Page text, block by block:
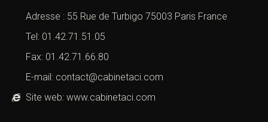
Adresse : 55 Rue de Turbigo 75003 Paris France
Tel: 01.42.71.51.05
Fax: 01.42.71.66.80
E-mail: contact@cabinetaci.com
Site web: www.cabinetaci.com